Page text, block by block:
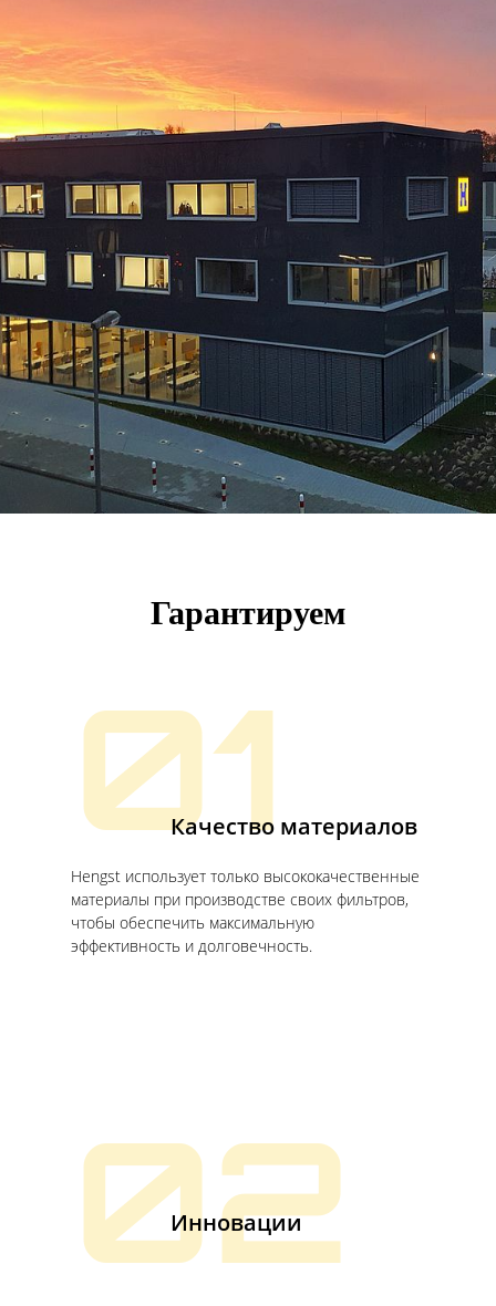
Гарантируем
01
Качество материалов
Hengst использует только высококачественные
материалы при производстве своих фильтров,
чтобы обеспечить максимальную
эффективность и долговечность.
02
Инновации